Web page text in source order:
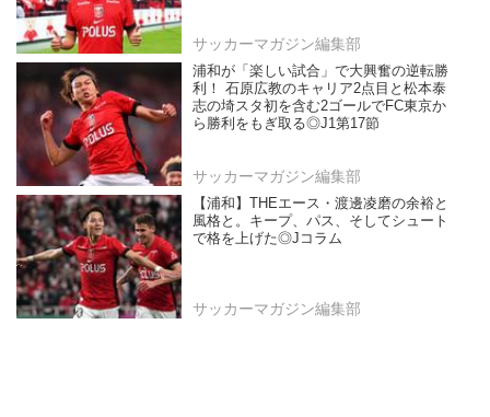
サッカーマガジン編集部
浦和が「楽しい試合」で大興奮の逆転勝
利！ 石原広教のキャリア2点目と松本泰
志の埼スタ初を含む2ゴールでFC東京か
ら勝利をもぎ取る◎J1第17節
サッカーマガジン編集部
【浦和】THEエース・渡邊凌磨の余裕と
風格と。キープ、パス、そしてシュート
で格を上げた◎Jコラム
サッカーマガジン編集部